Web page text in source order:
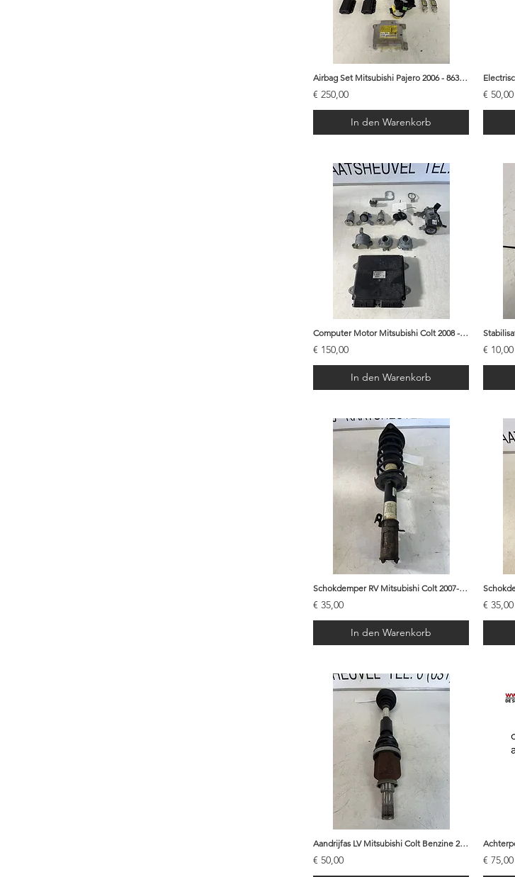
Airbag Set Mitsubishi Pajero 2006 - 8635A409
€ 250,00
In den Warenkorb
€ 50,00
Computer Motor Mitsubishi Colt 2008 - 1860B082
€ 150,00
In den Warenkorb
€ 10,00
Schokdemper RV Mitsubishi Colt 2007- MN302188
€ 35,00
In den Warenkorb
€ 35,00
Aandrijfas LV Mitsubishi Colt Benzine 2007 - MR582021
€ 50,00 € 75,00